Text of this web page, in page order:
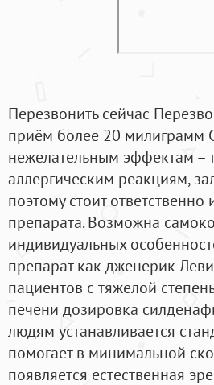
Перезвонить сейчас
приём более 20 милиграмм
нежелательным эффектам –
аллергическим реакциям,
поэтому стоит
препарата. Возможна
индивидуальных
препарат как дженерик
пациентов с тяжелой
печени дозировка
людям устанавливается
помогает в минимальной
появляется естественная